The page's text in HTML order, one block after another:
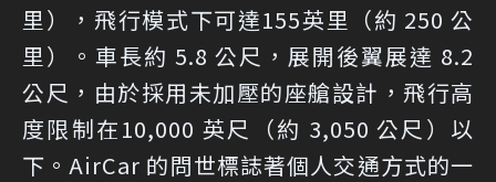
里），飛行模式下可達155英里（約 250 公
里）。車長約 5.8 公尺，展開後翼展達 8.2
公尺，由於採用未加壓的座艙設計，飛行高
度限制在10,000 英尺（約 3,050 公尺）以
下。AirCar 的問世標誌著個人交通方式的一